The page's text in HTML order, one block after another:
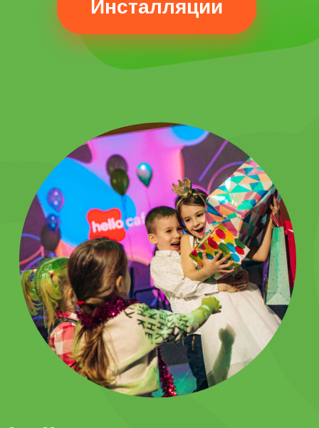
десерты и закуски, но и
полноценные блюда
европейской кухни: супы,
салаты, горячее. Всё меню
Подробнее